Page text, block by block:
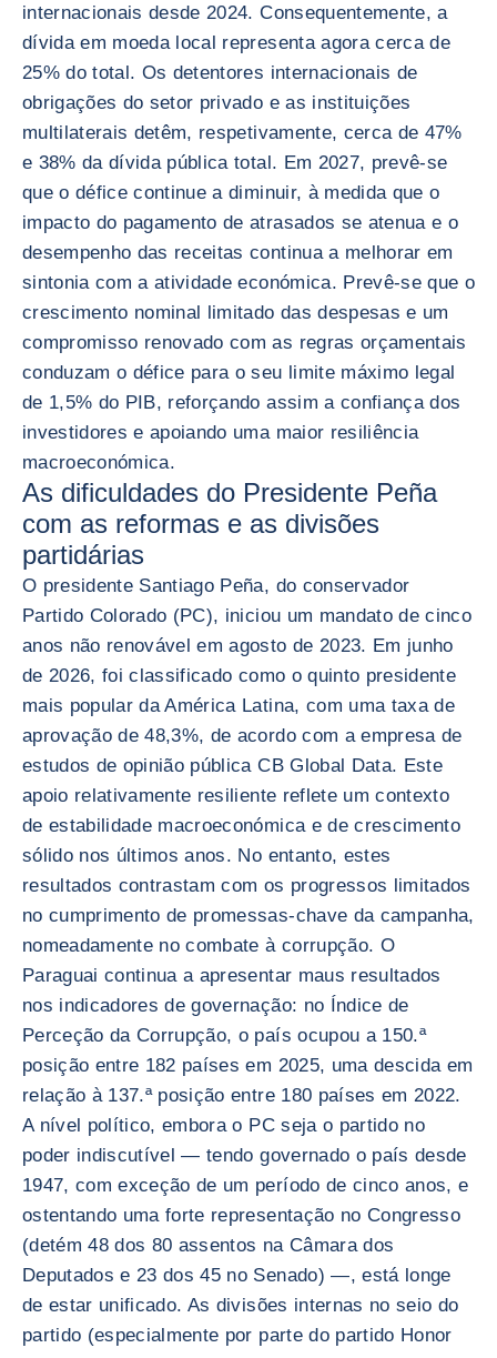
internacionais desde 2024. Consequentemente, a
dívida em moeda local representa agora cerca de
25% do total. Os detentores internacionais de
obrigações do setor privado e as instituições
multilaterais detêm, respetivamente, cerca de 47%
e 38% da dívida pública total. Em 2027, prevê-se
que o défice continue a diminuir, à medida que o
impacto do pagamento de atrasados se atenua e o
desempenho das receitas continua a melhorar em
sintonia com a atividade económica. Prevê-se que o
crescimento nominal limitado das despesas e um
compromisso renovado com as regras orçamentais
conduzam o défice para o seu limite máximo legal
de 1,5% do PIB, reforçando assim a confiança dos
investidores e apoiando uma maior resiliência
macroeconómica.
As dificuldades do Presidente Peña
com as reformas e as divisões
partidárias
O presidente Santiago Peña, do conservador
Partido Colorado (PC), iniciou um mandato de cinco
anos não renovável em agosto de 2023. Em junho
de 2026, foi classificado como o quinto presidente
mais popular da América Latina, com uma taxa de
aprovação de 48,3%, de acordo com a empresa de
estudos de opinião pública CB Global Data. Este
apoio relativamente resiliente reflete um contexto
de estabilidade macroeconómica e de crescimento
sólido nos últimos anos. No entanto, estes
resultados contrastam com os progressos limitados
no cumprimento de promessas-chave da campanha,
nomeadamente no combate à corrupção. O
Paraguai continua a apresentar maus resultados
nos indicadores de governação: no Índice de
Perceção da Corrupção, o país ocupou a 150.ª
posição entre 182 países em 2025, uma descida em
relação à 137.ª posição entre 180 países em 2022.
A nível político, embora o PC seja o partido no
poder indiscutível — tendo governado o país desde
1947, com exceção de um período de cinco anos, e
ostentando uma forte representação no Congresso
(detém 48 dos 80 assentos na Câmara dos
Deputados e 23 dos 45 no Senado) —, está longe
de estar unificado. As divisões internas no seio do
partido (especialmente por parte do partido Honor